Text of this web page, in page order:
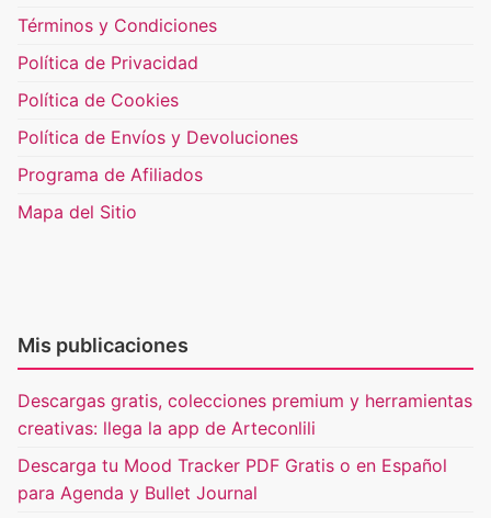
Términos y Condiciones
Política de Privacidad
Política de Cookies
Política de Envíos y Devoluciones
Programa de Afiliados
Mapa del Sitio
Mis publicaciones
Descargas gratis, colecciones premium y herramientas
creativas: llega la app de Arteconlili
Descarga tu Mood Tracker PDF Gratis o en Español
para Agenda y Bullet Journal